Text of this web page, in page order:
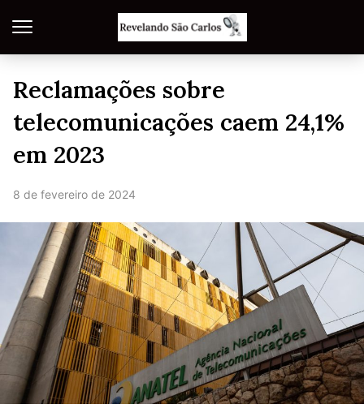
Reclamações sobre
telecomunicações caem 24,1%
em 2023
8 de fevereiro de 2024